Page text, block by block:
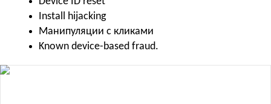
Install hijacking
Манипуляции с кликами
Known device-based fraud.